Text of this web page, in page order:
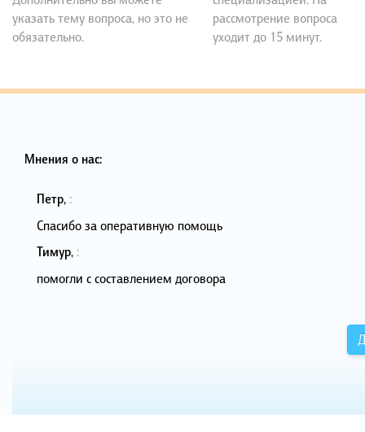
указать тему вопроса, но это не
обязательно.
рассмотрение вопроса
уходит до 15 минут.
Мнения о нас:
Петр, :
Спасибо за оперативную помощь
Тимур, :
помогли с составлением договора